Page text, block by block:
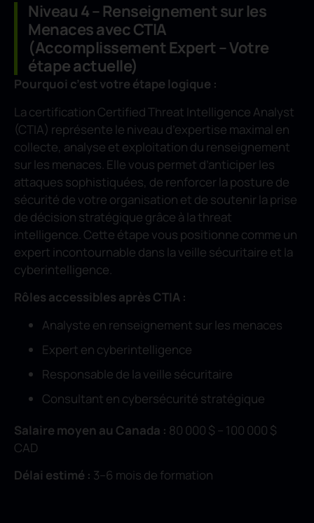
Niveau 4 – Renseignement sur les
Menaces avec CTIA
(Accomplissement Expert – Votre
étape actuelle)
Pourquoi c’est votre étape logique :
La certification Certified Threat Intelligence Analyst
(CTIA) représente le niveau d’expertise maximal en
collecte, analyse et exploitation du renseignement
sur les menaces. Elle vous permet d’anticiper les
attaques sophistiquées, de renforcer la posture de
sécurité de votre organisation et de soutenir la prise
de décision stratégique grâce à la threat
intelligence. Cette étape vous positionne comme un
expert incontournable dans la veille sécuritaire et la
cyberintelligence.
Rôles accessibles après CTIA :
Analyste en renseignement sur les menaces
Expert en cyberintelligence
Responsable de la veille sécuritaire
Consultant en cybersécurité stratégique
Salaire moyen au Canada : 80 000 $ – 100 000 $
CAD
Délai estimé : 3–6 mois de formation